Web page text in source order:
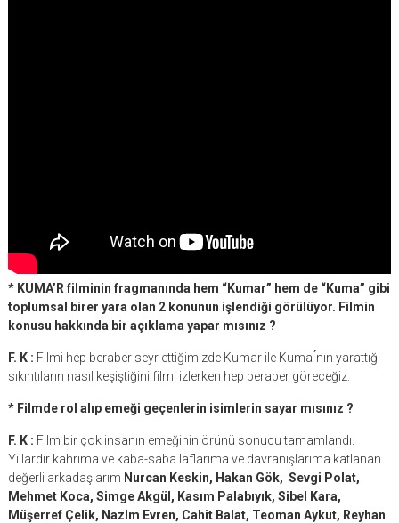
* KUMA’R filminin fragmanında hem “Kumar” hem de “Kuma” gibi
toplumsal birer yara olan 2 konunun işlendiği görülüyor. Filmin
konusu hakkında bir açıklama yapar mısınız ?
F. K : Filmi hep beraber seyr ettiğimizde Kumar ile Kuma ́nın yarattığı
sıkıntıların nasıl keşiştiğini filmi izlerken hep beraber göreceğiz.
* Filmde rol alıp emeği geçenlerin isimlerin sayar mısınız ?
F. K : Film bir çok insanın emeğinin örünü sonucu tamamlandı.
Yıllardır kahrıma ve kaba-saba laflarıma ve davranışlarıma katlanan
değerli arkadaşlarım Nurcan Keskin, Hakan Gök, Sevgi Polat,
Mehmet Koca, Simge Akgül, Kasım Palabıyık, Sibel Kara,
Müşerref Çelik, NazIm Evren, Cahit Balat, Teoman Aykut, Reyhan